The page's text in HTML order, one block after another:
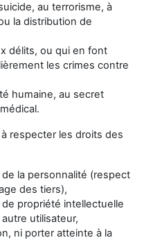
au terrorisme, à
la distribution de
délits, ou qui en font
les crimes contre
humaine, au secret
à respecter les droits des
la personnalité (respect
des tiers),
propriété intellectuelle
autre utilisateur,
ni porter atteinte à la